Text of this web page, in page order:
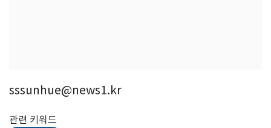
sssunhue@news1.kr
관련 키워드